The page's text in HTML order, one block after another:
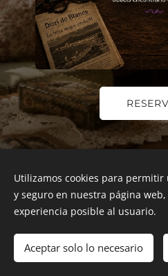
Creado con
Utilizamos cookies para
y seguro en nuestra página
experiencia posible al usuario.
Aceptar solo lo necesario